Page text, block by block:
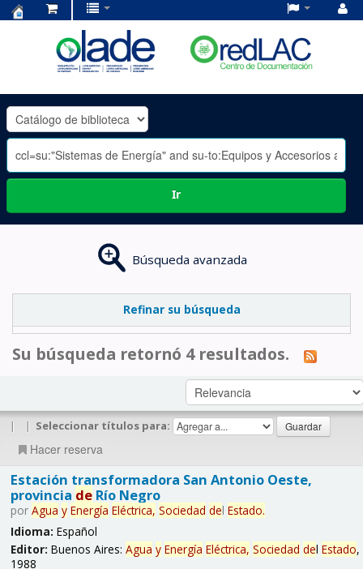
OLADE
-
Ir
Búsqueda avanzada
Refinar su búsqueda
Su búsqueda retornó 4 resultados.
| | Seleccionar títulos para:
Hacer reserva
Estación transformadora San Antonio Oeste,
provincia deRío Negro
por Agua y Energía Eléctrica, Sociedad del Estado.
Idioma: Español
Editor: Buenos Aires: Agua y Energía Eléctrica, Sociedad del Estado,
1988